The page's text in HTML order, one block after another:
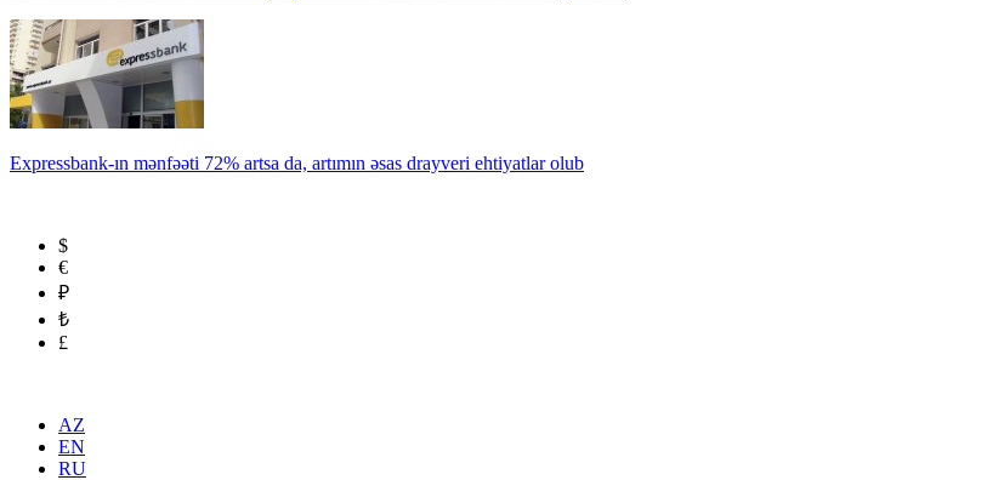
Expressbank-ın mənfəəti 72% artsa da, artımın əsas drayveri ehtiyatlar olub
$
€
₽
₺
£
AZ
EN
RU